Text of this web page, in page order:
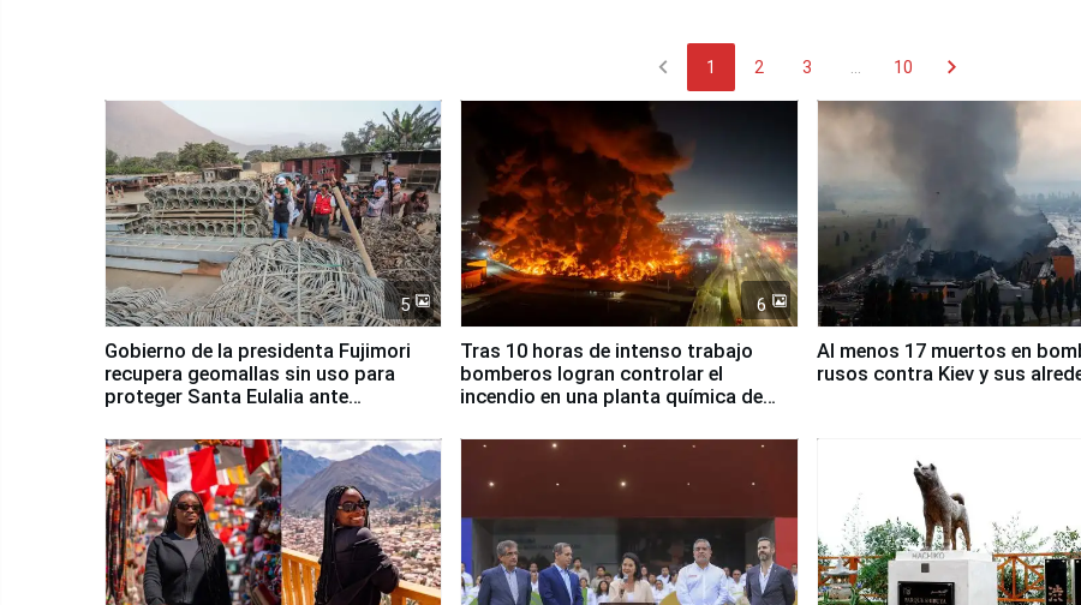
chevron_left 1 2 3 10 chevron_right
5
Gobierno de la presidenta Fujimori
recupera geomallas sin uso para
proteger Santa Eulalia ante
6
Tras 10 horas de intenso trabajo
bomberos logran controlar el
incendio en una planta química de
Al menos 17 muertos en
rusos contra Kiev y sus